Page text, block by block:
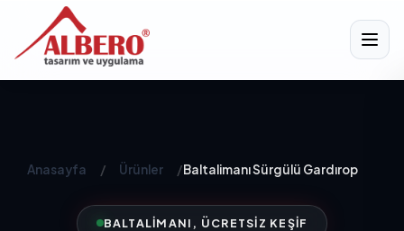
Anasayfa / Ürünler /Baltalimanı Sürgülü Gardırop
BALTALIMANI, ÜCRETSIZ KEŞIF